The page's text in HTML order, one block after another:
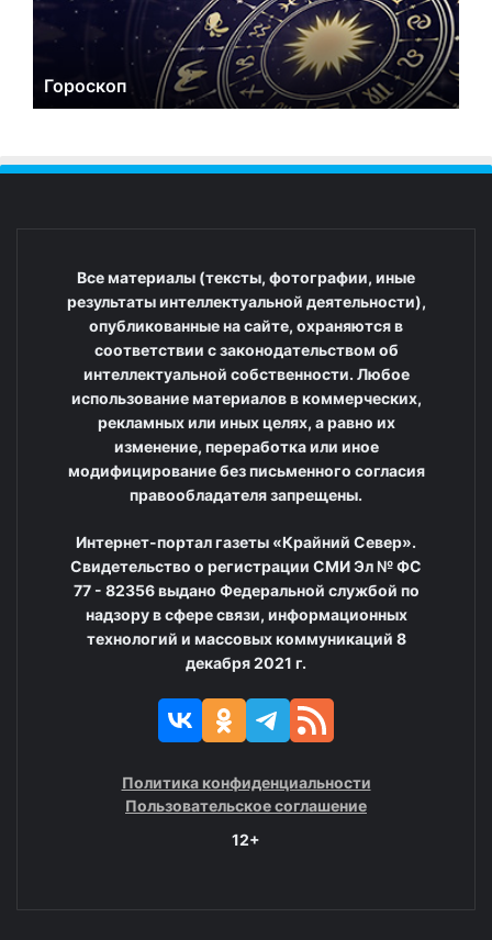
Гороскоп
Все материалы (тексты, фотографии, иные
результаты интеллектуальной деятельности),
опубликованные на сайте, охраняются в
соответствии с законодательством об
интеллектуальной собственности. Любое
использование материалов в коммерческих,
рекламных или иных целях, а равно их
изменение, переработка или иное
модифицирование без письменного согласия
правообладателя запрещены.
Интернет-портал газеты «Крайний Север».
Свидетельство о регистрации СМИ Эл № ФС
77 - 82356 выдано Федеральной службой по
надзору в сфере связи, информационных
технологий и массовых коммуникаций 8
декабря 2021 г.
Политика конфиденциальности
Пользовательское соглашение
12+